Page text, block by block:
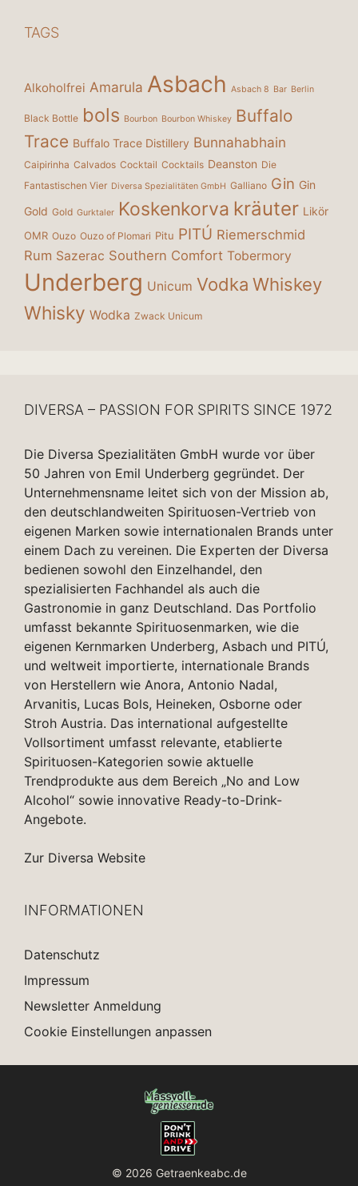
TAGS
Alkoholfrei Amarula Asbach Asbach 8 Bar Berlin
Black Bottle bols Bourbon Bourbon Whiskey Buffalo
Trace Buffalo Trace Distillery Bunnahabhain
Caipirinha Calvados Cocktail Cocktails Deanston Die
Fantastischen Vier Diversa Spezialitäten GmbH Galliano Gin Gin
Gold Gold Gurktaler Koskenkorva kräuter Likör
OMR Ouzo Ouzo of Plomari Pitu PITÚ Riemerschmid
Rum Sazerac Southern Comfort Tobermory
Underberg Unicum Vodka Whiskey
Whisky Wodka Zwack Unicum
DIVERSA – PASSION FOR SPIRITS SINCE 1972
Die Diversa Spezialitäten GmbH wurde vor über
50 Jahren von Emil Underberg gegründet. Der
Unternehmensname leitet sich von der Mission ab,
den deutschlandweiten Spirituosen-Vertrieb von
eigenen Marken sowie internationalen Brands unter
einem Dach zu vereinen. Die Experten der Diversa
bedienen sowohl den Einzelhandel, den
spezialisierten Fachhandel als auch die
Gastronomie in ganz Deutschland. Das Portfolio
umfasst bekannte Spirituosenmarken, wie die
eigenen Kernmarken Underberg, Asbach und PITÚ,
und weltweit importierte, internationale Brands
von Herstellern wie Anora, Antonio Nadal,
Arvanitis, Lucas Bols, Heineken, Osborne oder
Stroh Austria. Das international aufgestellte
Vollsortiment umfasst relevante, etablierte
Spirituosen-Kategorien sowie aktuelle
Trendprodukte aus dem Bereich „No and Low
Alcohol“ sowie innovative Ready-to-Drink-
Angebote.
Zur Diversa Website
INFORMATIONEN
Datenschutz
Impressum
Newsletter Anmeldung
Cookie Einstellungen anpassen
© 2026 Getraenkeabc.de